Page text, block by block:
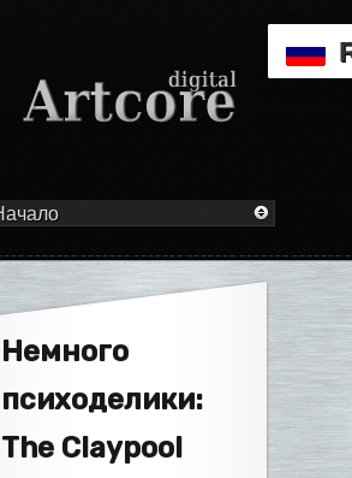
Немного
психоделики:
The Claypool